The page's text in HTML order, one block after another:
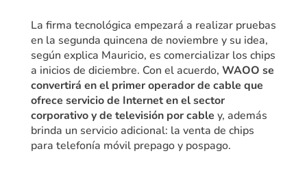
La firma tecnológica empezará a realizar pruebas
en la segunda quincena de noviembre y su idea,
según explica Mauricio, es comercializar los chips
a inicios de diciembre. Con el acuerdo, WAOO se
convertirá en el primer operador de cable que
ofrece servicio de Internet en el sector
corporativo y de televisión por cable y, además
brinda un servicio adicional: la venta de chips
para telefonía móvil prepago y pospago.